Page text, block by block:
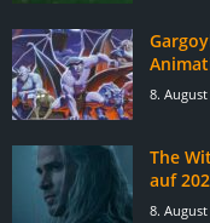
8. August
The
auf
8. August